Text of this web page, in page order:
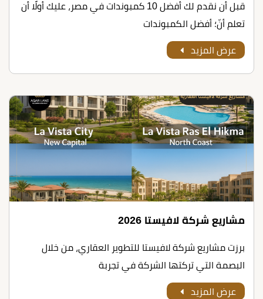
قبل أن نقدم لك أﻓﻀﻞ 10 ﻛﻤﺒﻮﻧﺪات ﻓﻲ ﻣﺼﺮ، عليك أولًا أن
تعلم أنّ؛ أفضل الكمبوندات
عرض المزيد
مشاريع شركة لافيستا 2026
برزت مشاريع شركة لافيستا للتطوير العقاري، من خلال
البصمة التي تركتها الشركة في تجربة
عرض المزيد